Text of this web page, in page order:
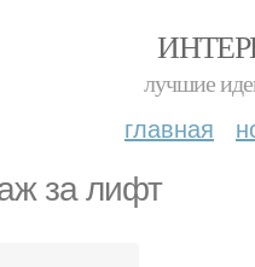
лучшие
главная
за лифт